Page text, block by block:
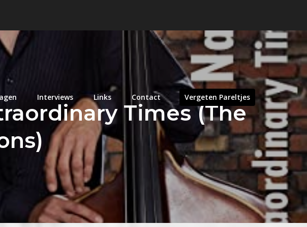
Interviews Links Contact Vergeten Pareltjes
Times (The